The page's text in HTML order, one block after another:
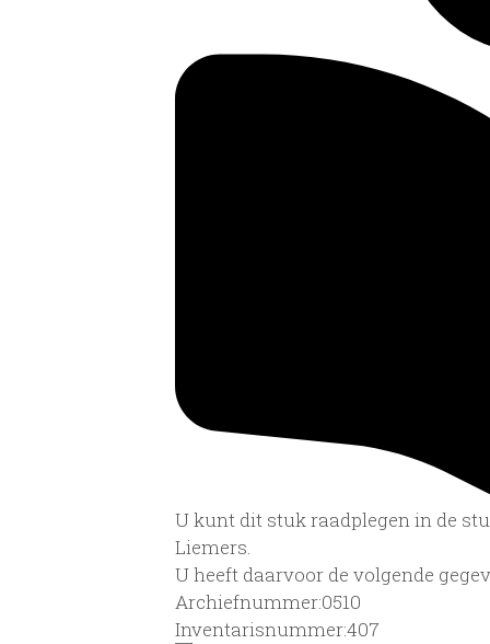
U kunt dit stuk raadplegen in de
Liemers.
U heeft daarvoor de volgende
Archiefnummer:0510
Inventarisnummer:407